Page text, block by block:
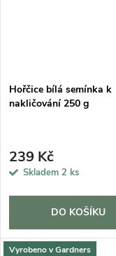
Hořčice bílá semínka k
nakličování 250 g
239 Kč
Skladem 2 ks
DO KOŠÍKU
Vyrobeno v Gardners